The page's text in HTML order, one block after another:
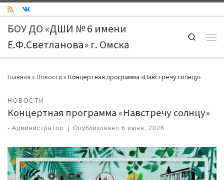
Skip to content
БОУ ДО «ДШИ № 6 имени
Е.Ф.Светланова» г. Омска
Search
Главная » Новости » Концертная программа «Навстречу солнцу»
НОВОСТИ
Концертная программа «Навстречу солнцу»
- Администратор | Опубликовано6 июня, 2026